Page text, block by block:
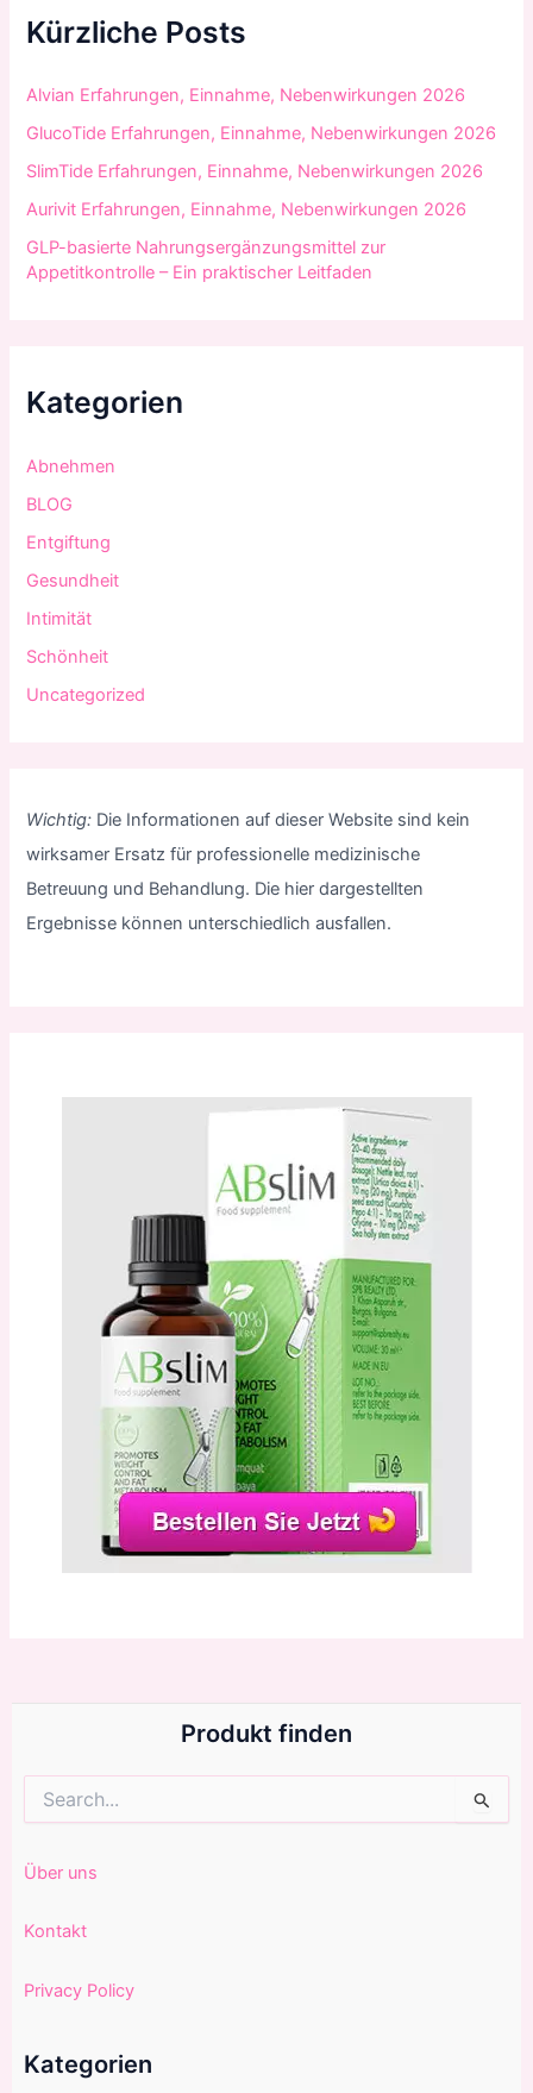
n
a
h
Kürzliche Posts
Alvian Erfahrungen, Einnahme, Nebenwirkungen 2026
GlucoTide Erfahrungen, Einnahme, Nebenwirkungen 2026
SlimTide Erfahrungen, Einnahme, Nebenwirkungen 2026
Aurivit Erfahrungen, Einnahme, Nebenwirkungen 2026
GLP-basierte Nahrungsergänzungsmittel zur
Appetitkontrolle – Ein praktischer Leitfaden
Kategorien
Abnehmen
BLOG
Entgiftung
Gesundheit
Intimität
Schönheit
Uncategorized
Wichtig: Die Informationen auf dieser Website sind kein
wirksamer Ersatz für professionelle medizinische
Betreuung und Behandlung. Die hier dargestellten
Ergebnisse können unterschiedlich ausfallen.
Produkt finden
nach:
Über uns
Kontakt
Privacy Policy
Kategorien